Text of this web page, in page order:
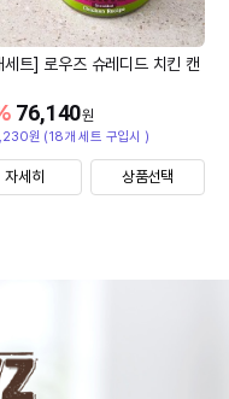
세트] 로우즈 슈레디드 치킨 캔
76,140원
원 (18개 세트 구입시 )
자세히 상품선택